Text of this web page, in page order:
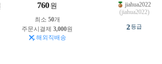
760 원
최소 50개
주문시결제 3,000원
해외직배송
jiahua2022
(jiahua2022)
2등급